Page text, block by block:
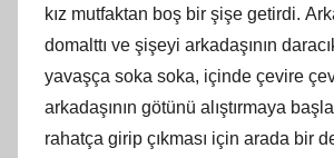
kız mutfaktan boş bir şişe getirdi.
domalttı ve şişeyi arkadaşının
yavaşça soka soka, içinde çevire
arkadaşının götünü alıştırmaya
rahatça girip çıkması için arada bir